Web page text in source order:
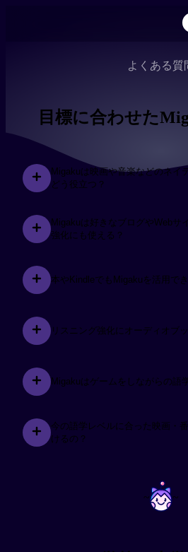
よくある質
目標に合わせた
Migakuは映画や音楽などのネイ
どう役立つ？
Migakuは好きなブログやWebサ
強化にも使える？
本やKindleでもMigakuを活用で
リスニング強化にオーディオブ
Migakuはゲームをしながらの語
今の語学レベルに合った映画・
けるの？
~ ~